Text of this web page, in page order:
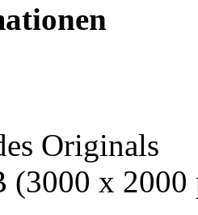
Originals
(3000 x 2000